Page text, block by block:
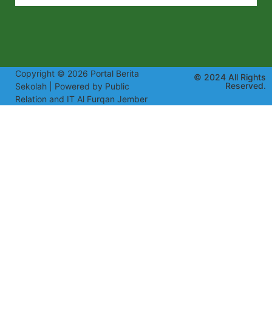
Copyright © 2026 Portal Berita
Sekolah | Powered by Public
Relation and IT Al Furqan Jember
© 2024 All Rights
Reserved.